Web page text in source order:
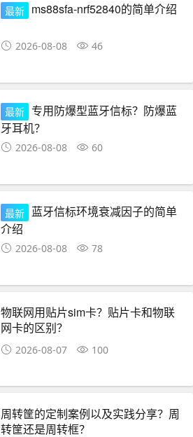
最新 ms88sfa-nrf52840的简单介绍
2026-08-08 46
最新 专用防爆型蓝牙信标？防爆蓝
牙耳机？
2026-08-08 60
最新 蓝牙信标环境衰减因子的简单
介绍
2026-08-08 78
物联网用贴片sim卡？贴片卡和物联
网卡的区别？
2026-08-07 100
周转筐的定制案例以及实践分享？周
转筐还是周转框？